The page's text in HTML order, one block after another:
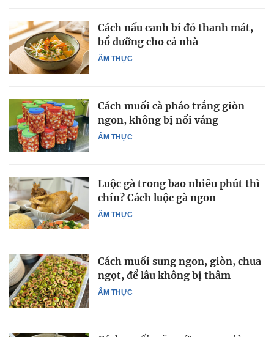
ẨM THỰC
Cách nấu canh bí đỏ thanh mát,
bổ dưỡng cho cả nhà
ẨM THỰC
Cách muối cà pháo trắng giòn
ngon, không bị nổi váng
ẨM THỰC
Luộc gà trong bao nhiêu phút thì
chín? Cách luộc gà ngon
ẨM THỰC
Cách muối sung ngon, giòn, chua
ngọt, để lâu không bị thâm